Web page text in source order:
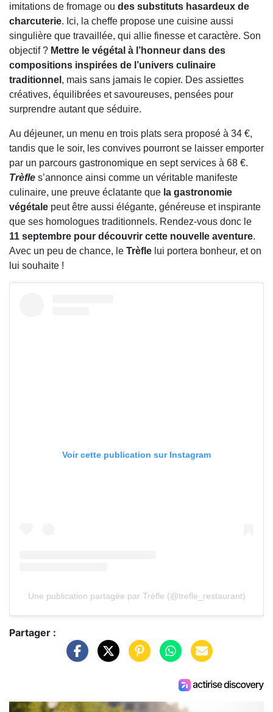
imitations de fromage ou des substituts hasardeux de
charcuterie. Ici, la cheffe propose une cuisine aussi
singulière que travaillée, qui allie finesse et caractère. Son
objectif ? Mettre le végétal à l’honneur dans des
compositions inspirées de l’univers culinaire
traditionnel , mais sans jamais le copier. Des assiettes
créatives, équilibrées et savoureuses, pensées pour
surprendre autant que séduire.
Au déjeuner, un menu en trois plats sera proposé à 34 €,
tandis que le soir, les convives pourront se laisser emporter
par un parcours gastronomique en sept services à 68 €.
Trèfle s’annonce ainsi comme un véritable manifeste
culinaire, une preuve éclatante que la gastronomie
végétale peut être aussi élégante, généreuse et inspirante
que ses homologues traditionnels. Rendez-vous donc le
11 septembre pour découvrir cette nouvelle aventure.
Avec un peu de chance, le Trèfle lui portera bonheur, et on
lui souhaite !
Voir cette publication sur Instagram
Une publication partagée par Trèfle (@trefle_restaurant)
Partager :